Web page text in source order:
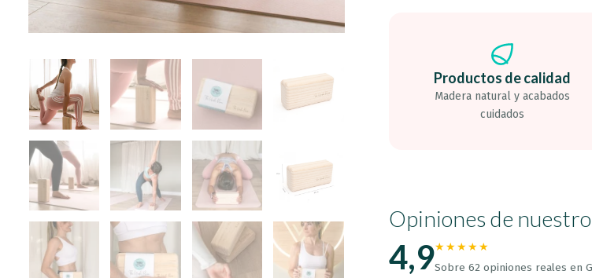
Productos de calidad
Madera natural y acabados
cuidados
Opiniones de
4,9★★★★★
Sobre 62 opiniones reales en